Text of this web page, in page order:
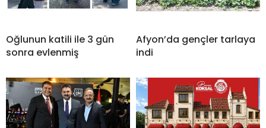
Oğlunun katili ile 3 gün
sonra evlenmiş
Afyon’da gençler tarlaya
indi